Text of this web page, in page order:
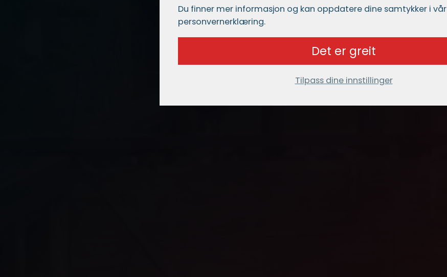
Du finner mer informasjon og kan oppdatere dine samtykker i vår
personvernerklæring.
Det er greit
Tilpass dine innstillinger